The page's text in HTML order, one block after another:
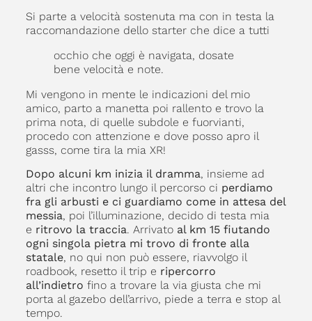
Si parte a velocità sostenuta ma con in testa la
raccomandazione dello starter che dice a tutti
occhio che oggi è navigata, dosate
bene velocità e note.
Mi vengono in mente le indicazioni del mio
amico, parto a manetta poi rallento e trovo la
prima nota, di quelle subdole e fuorvianti,
procedo con attenzione e dove posso apro il
gasss, come tira la mia XR!
Dopo alcuni km inizia il dramma, insieme ad
altri che incontro lungo il percorso ci perdiamo
fra gli arbusti e ci guardiamo come in attesa del
messia, poi l’illuminazione, decido di testa mia
e ritrovo la traccia. Arrivato al km 15 fiutando
ogni singola pietra mi trovo di fronte alla
statale, no qui non può essere, riavvolgo il
roadbook, resetto il trip e ripercorro
all’indietro fino a trovare la via giusta che mi
porta al gazebo dell’arrivo, piede a terra e stop al
tempo.